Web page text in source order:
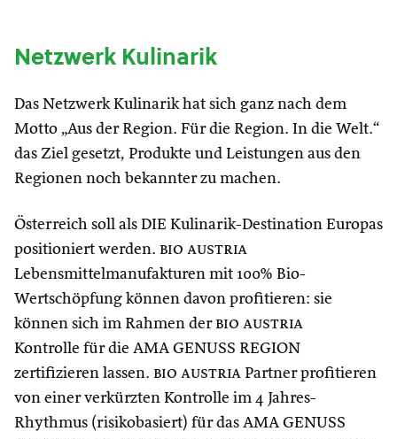
Netzwerk Kulinarik
Das Netzwerk Kulinarik hat sich ganz nach dem
Motto „Aus der Region. Für die Region. In die Welt.“
das Ziel gesetzt, Produkte und Leistungen aus den
Regionen noch bekannter zu machen.
Österreich soll als DIE Kulinarik-Destination Europas
positioniert werden. bio austria
Lebensmittelmanufakturen mit 100% Bio-
Wertschöpfung können davon profitieren: sie
können sich im Rahmen der bio austria
Kontrolle für die AMA GENUSS REGION
zertifizieren lassen. bio austria Partner profitieren
von einer verkürzten Kontrolle im 4 Jahres-
Rhythmus (risikobasiert) für das AMA GENUSS